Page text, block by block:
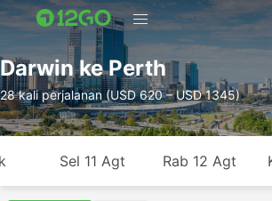
Darwin ke Perth
28 kali perjalanan (USD 620 – USD 1345)
Sel 11 Agt Rab 12 Agt